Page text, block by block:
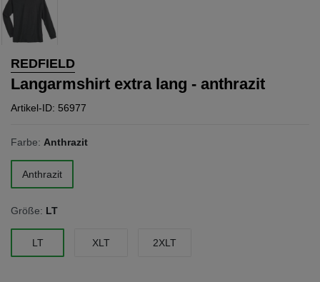
REDFIELD
Langarmshirt extra lang - anthrazit
Artikel-ID: 56977
Farbe: Anthrazit
Anthrazit
Größe: LT
LT XLT 2XLT